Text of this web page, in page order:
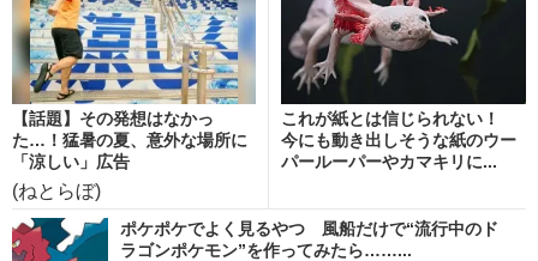
【話題】その発想はなかっ
た…！猛暑の夏、意外な場所に
「涼しい」広告
(ねとらぼ)
これが紙とは信じられない！
今にも動き出しそうな紙のウー
パールーパーやカマキリに...
ポケポケでよく見るやつ 風船だけで“流行中のド
ラゴンポケモン”を作ってみたら……...